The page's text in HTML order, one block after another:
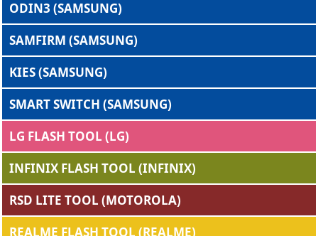
ODIN3 (SAMSUNG)
SAMFIRM (SAMSUNG)
KIES (SAMSUNG)
SMART SWITCH (SAMSUNG)
LG FLASH TOOL (LG)
INFINIX FLASH TOOL (INFINIX)
RSD LITE TOOL (MOTOROLA)
REALME FLASH TOOL (REALME)